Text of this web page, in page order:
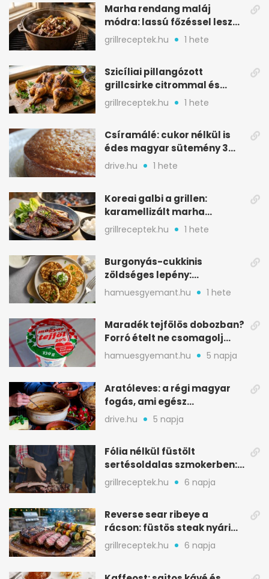
Marha rendang maláj
módra: lassú főzéssel lesz
igazán szaftos
grillreceptek.hu 1 hete
Szicíliai pillangózott
grillcsirke citrommal és
oregánóval
grillreceptek.hu 1 hete
Csíramálé: cukor nélkül is
édes magyar sütemény 3
alapanyagból
drive.hu 1 hete
Koreai galbi a grillen:
karamellizált marha
rövidborda gyorsan
grillreceptek.hu 1 hete
Burgonyás-cukkinis
zöldséges lepény:
aranybarna, szaftos, hús
nélkül is
hamuesgyemant.hu 1 hete
Maradék tejfölös dobozban?
Forró ételt ne csomagolj
ilyen tégelybe
hamuesgyemant.hu 5 napja
Aratóleves: a régi magyar
fogás, ami egész
csapatokat jóllakatott
drive.hu 5 napja
Fólia nélkül füstölt
sertésoldalas szmokerben:
ropogós bark, 6 óra
grillreceptek.hu 6 napja
Reverse sear ribeye a
rácson: füstös steak nyári
tökkebabbal
grillreceptek.hu 6 napja